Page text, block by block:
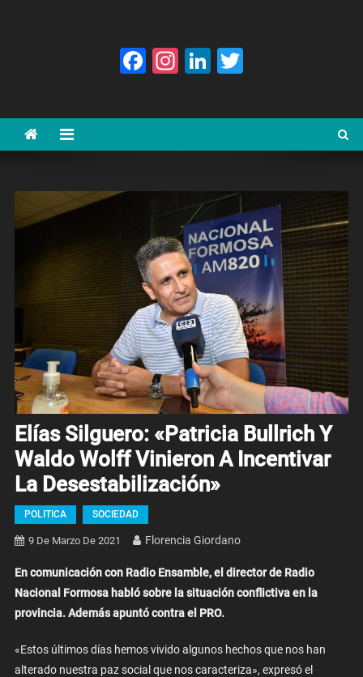
Facebook
Instagram
LinkedIn
Elías Silguero: «Patricia Bullrich Y
Waldo Wolff Vinieron A Incentivar
La Desestabilización»
POLITICA SOCIEDAD
9 De Marzo De 2021 Florencia Giordano
En comunicación con Radio Ensamble, el director de Radio
Nacional Formosa habló sobre la situación conflictiva en la
provincia. Además apuntó contra el PRO.
«Estos últimos días hemos vivido algunos hechos que nos han
alterado nuestra paz social que nos caracteriza», expresó el